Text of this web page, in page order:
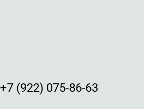
+7 (922) 075-86-63